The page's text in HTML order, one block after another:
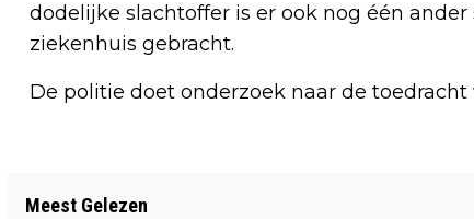
dodelijke slachtoffer is er ook nog één
ziekenhuis gebracht.
De politie doet onderzoek naar de toedracht
Meest Gelezen